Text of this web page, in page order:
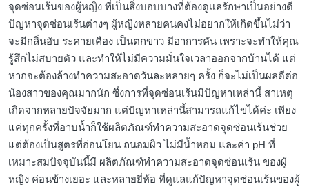
จุดซ่อนเร้นของผู้หญิง ที่เป็นสิ่งบอบบางที่ต้องดูเเลรักษาเป็นอย่างดี
ปัญหาจุดซ่อนเร้นต่างๆ ผู้หญิงหลายคนคงไม่อยากให้เกิดขึ้นไม่ว่า
จะมีกลิ่นอับ ระคายเคือง เป็นตกขาว มีอาการคัน เพราะจะทำให้คุณ
รู้สึกไม่สบายตัว และทำให้ไม่มีความมั่นใจเวลาออกจากบ้านได้ แต่
หากจะต้องล้างทำความสะอาดวันละหลายๆ ครั้ง ก็จะไม่เป็นผลดีต่อ
น้องสาวของคุณมากนัก ซึ่งการที่จุดซ่อนเร้นมีปัญหาเหล่านี้ สาเหตุ
เกิดจากหลายปัจจัยมาก แต่ปัญหาเหล่านี้สามารถแก้ไขได้ค่ะ เพียง
แค่ทุกครั้งที่อาบน้ำก็ใช้ผลิตภัณฑ์ทำความสะอาดจุดซ่อนเร้นช่วย
แต่ต้องเป็นสูตรที่อ่อนโยน ถนอมผิว ไม่มีน้ำหอม และค่า pH ที่
เหมาะสมปัจจุบันนี้มี ผลิตภัณฑ์ทำความสะอาดจุดซ่อนเร้น ของผู้
หญิง ค่อนข้างเยอะ และหลายยี่ห้อ ที่ดูแลแก้ปัญหาจุดซ่อนเร้นของผู้